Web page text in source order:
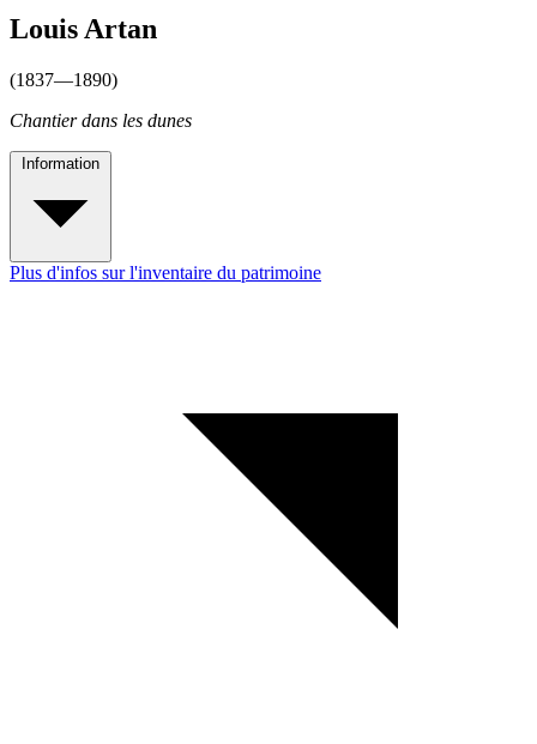
Louis Artan
(1837—1890)
Chantier dans les dunes
Information
Plus d'infos sur l'inventaire du patrimoine